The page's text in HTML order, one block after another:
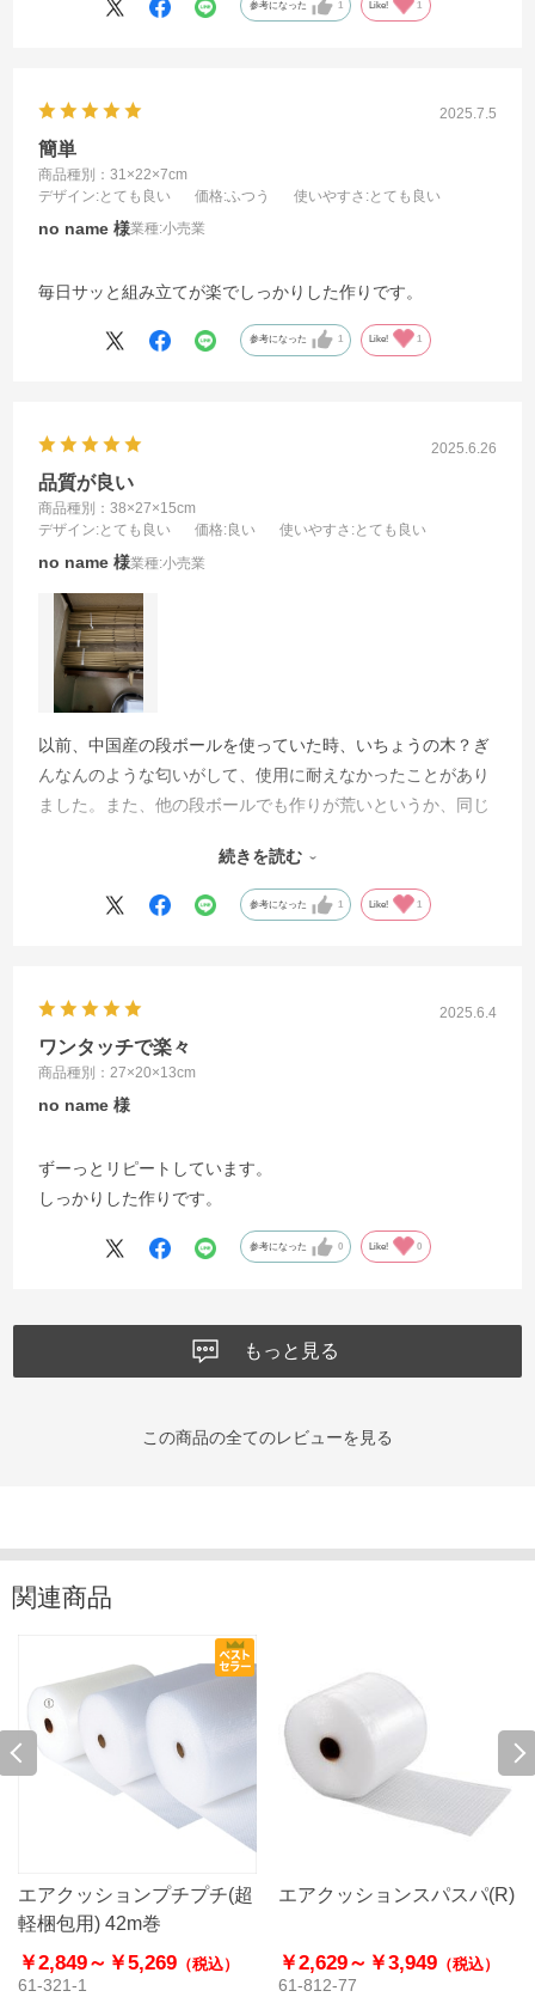
参考になった 1 Like! 1
2025.7.5
簡単
商品種別：31×22×7cm
デザイン:とても良い 価格:ふつう 使いやすさ :とても良い
no name 業種:小売業
毎日サッと組み立てが楽でしっかりした作りです。
参考になった 1 Like! 1
2025.6.26
品質が良い
商品種別：38×27×15cm
デザイン:とても良い 価格:良い 使いやすさ :とても良い
no name 業種:小売業
以前、中国産の段ボールを使っていた時、いちょうの木？ぎ
んなんのような匂いがして、使用に耐えなかったことがあり
ました。また、他の段ボールでも作りが荒いというか、同じ
単で、ホームセンターで買う値段位で購入できるので、いつ
も購入しています。
続きを読む
参考になった 1 Like! 1
2025.6.4
ワンタッチで楽々
商品種別：27×20×13cm
no name
ずーっとリピートしています。
しっかりした作りです。
参考になった 0 Like! 0
もっと見る
この商品の全てのレビューを見る
関連商品
エアクッションプチプチ(超
軽梱包用) 42m巻
￥2,849～ ￥5,269 （税込）
61-321-1
エアクッションスパスパ(R)
￥2,629～ ￥3,949 （税込）
61-812-77